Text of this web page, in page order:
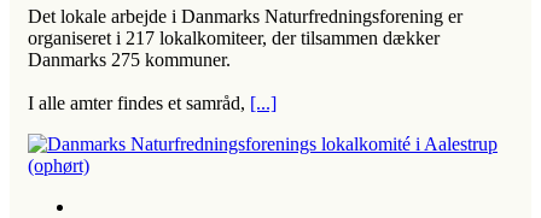
Det lokale arbejde i Danmarks Naturfredningsforening er
organiseret i 217 lokalkomiteer, der tilsammen dækker
Danmarks 275 kommuner.
I alle amter findes et samråd, [...]